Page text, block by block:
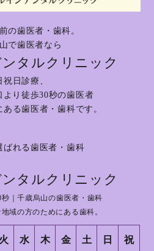
の歯医者・歯科。
で歯医者なら
タルクリニック
祝日診療、
より徒歩30秒の歯医者
る歯医者・歯科です。
ばれる歯医者・歯科
タルクリニック
｜千歳烏山の歯医者・歯科
域の方のためにある歯科。
火 水 木 金 土 日 祝